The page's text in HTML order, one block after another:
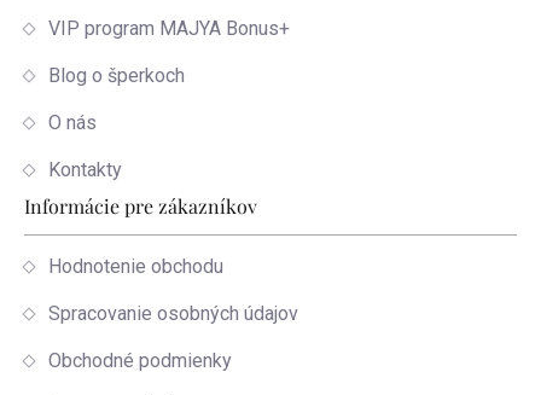
VIP program MAJYA Bonus+
Blog o šperkoch
O nás
Kontakty
Informácie pre zákazníkov
Hodnotenie obchodu
Spracovanie osobných údajov
Obchodné podmienky